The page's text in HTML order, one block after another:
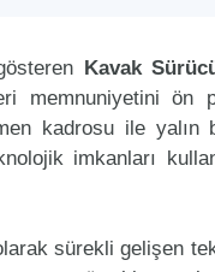
Kavak
memnuniyetini ön
kadrosu ile yalın
imkanları
sürekli gelişen